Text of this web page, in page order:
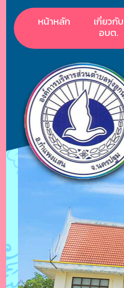
หน้าหลัก
เกี่ยวกับ
อบต.
Previous